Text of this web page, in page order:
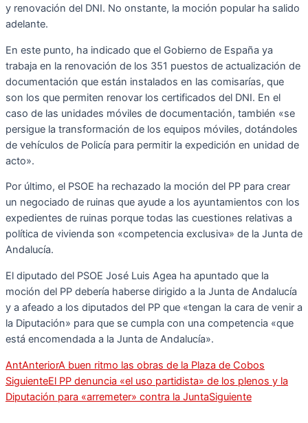
y renovación del DNI. No onstante, la moción popular ha salido
adelante.
En este punto, ha indicado que el Gobierno de España ya
trabaja en la renovación de los 351 puestos de actualización de
documentación que están instalados en las comisarías, que
son los que permiten renovar los certificados del DNI. En el
caso de las unidades móviles de documentación, también «se
persigue la transformación de los equipos móviles, dotándoles
de vehículos de Policía para permitir la expedición en unidad de
acto».
Por último, el PSOE ha rechazado la moción del PP para crear
un negociado de ruinas que ayude a los ayuntamientos con los
expedientes de ruinas porque todas las cuestiones relativas a
política de vivienda son «competencia exclusiva» de la Junta de
Andalucía.
El diputado del PSOE José Luis Agea ha apuntado que la
moción del PP debería haberse dirigido a la Junta de Andalucía
y a afeado a los diputados del PP que «tengan la cara de venir a
la Diputación» para que se cumpla con una competencia «que
está encomendada a la Junta de Andalucía».
AntAnteriorA buen ritmo las obras de la Plaza de Cobos
SiguienteEl PP denuncia «el uso partidista» de los plenos y la
Diputación para «arremeter» contra la JuntaSiguiente